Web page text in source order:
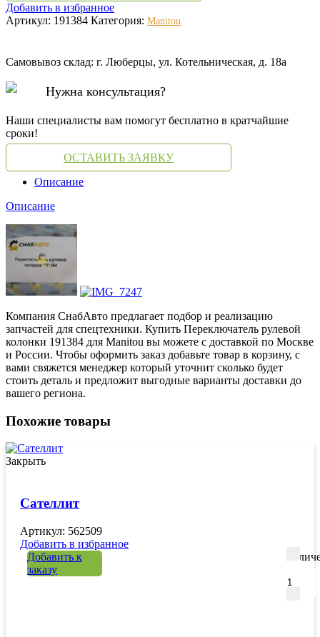
Добавить в избранное
Артикул: 191384 Категория: Manitou
Самовывоз склад: г. Люберцы, ул. Котельническая, д. 18а
Нужна консультация?
Наши специалисты вам помогут бесплатно в кратчайшие
сроки!
ОСТАВИТЬ ЗАЯВКУ
Описание
Описание
Компания СнабАвто предлагает подбор и реализацию
запчастей для спецтехники. Купить Переключатель рулевой
колонки 191384 для Manitou вы можете с доставкой по Москве
и России. Чтобы оформить заказ добавьте товар в корзину, с
вами свяжется менеджер который уточнит сколько будет
стоить деталь и предложит выгодные варианты доставки до
вашего региона.
Похожие товары
Закрыть
Сателлит
Артикул: 562509
Добавить в избранное
Добавить к
заказу